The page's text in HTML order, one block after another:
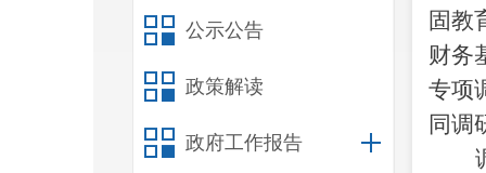
公示公告
政策解读
政府工作报告
固教
财务
专项
同调